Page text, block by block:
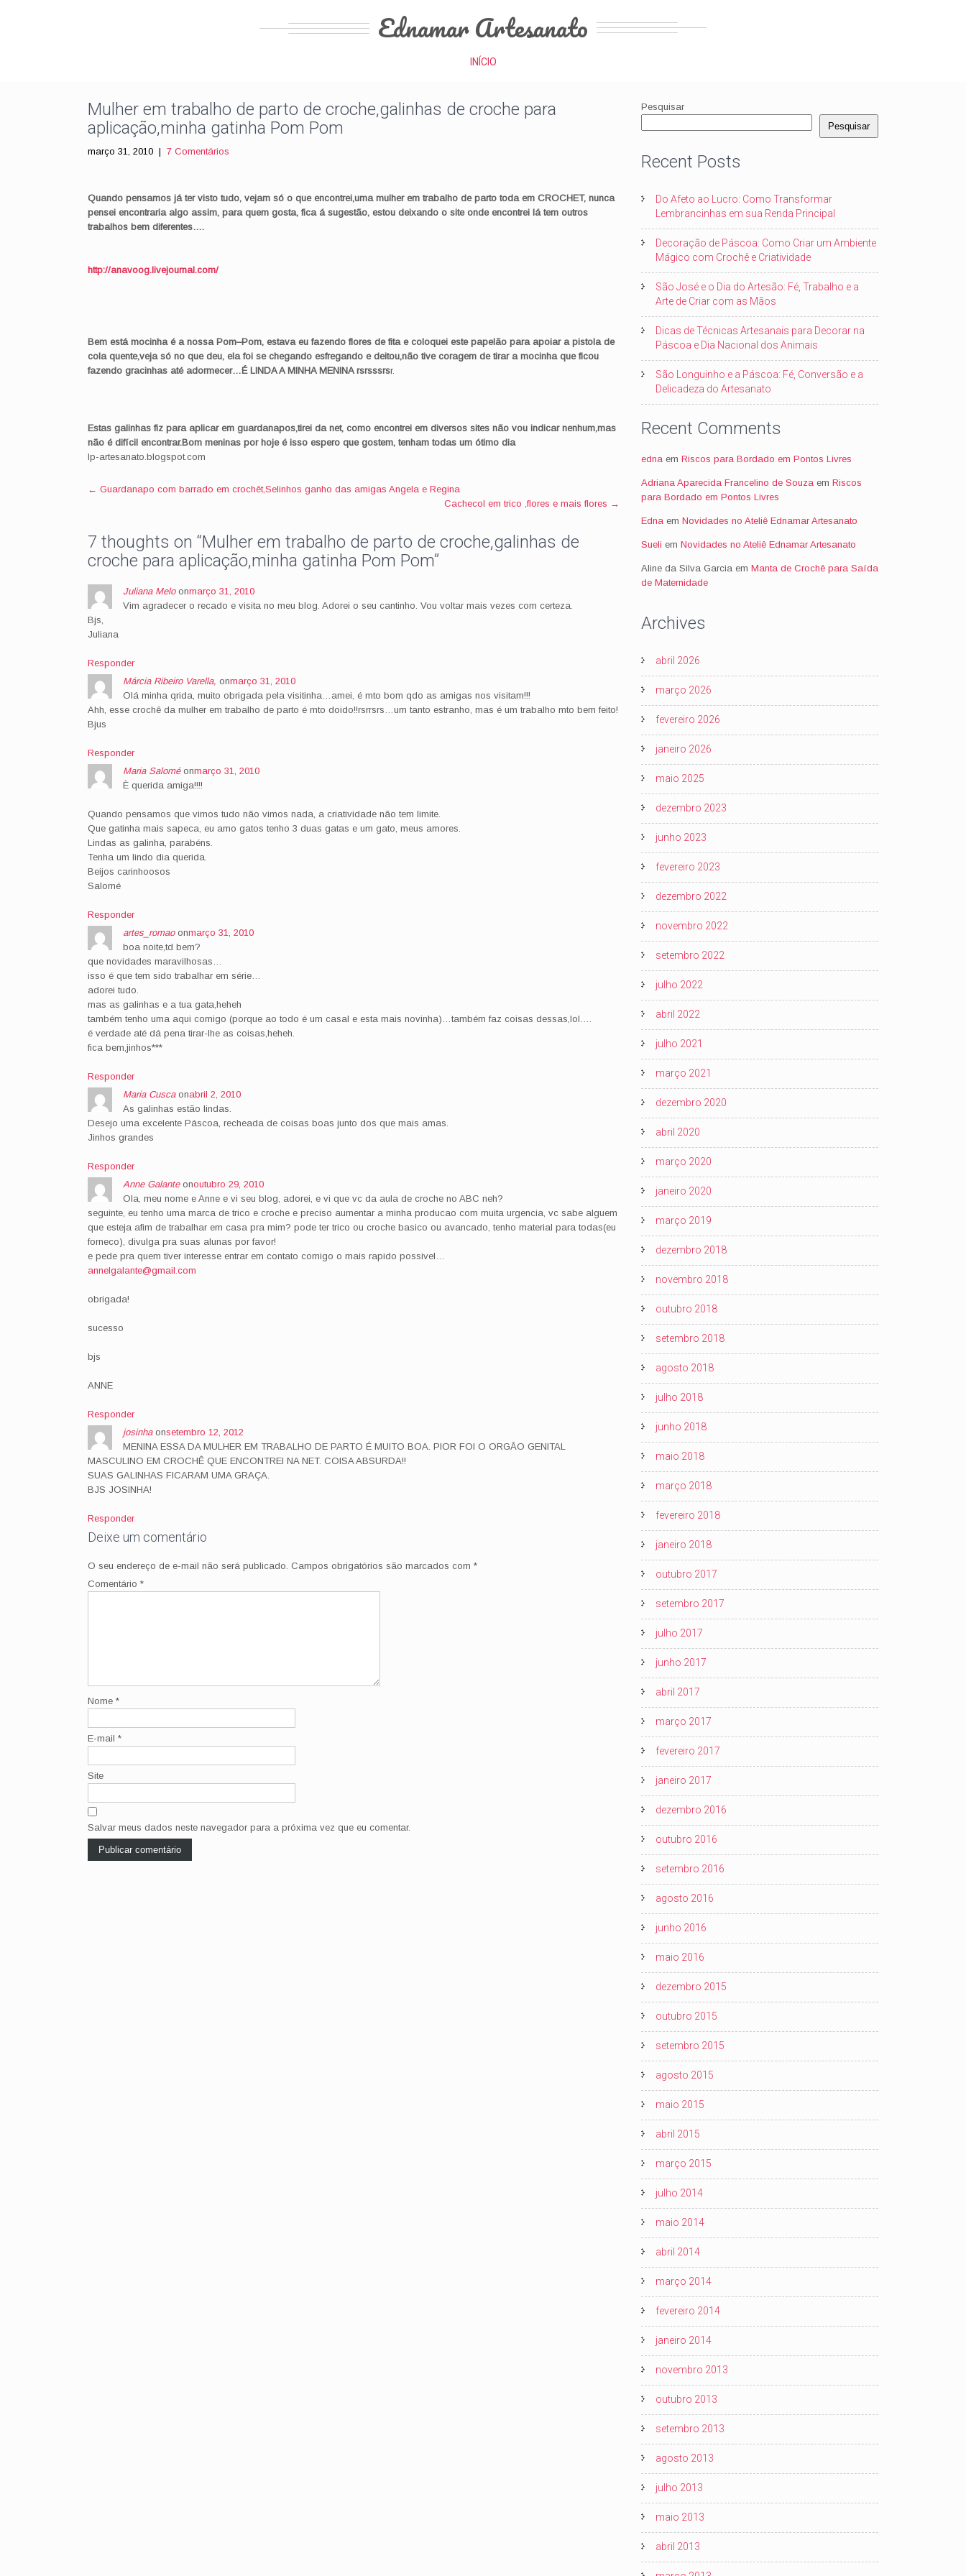
Ednamar Artesanato
INÍCIO
Mulher em trabalho de parto de croche,galinhas de croche para
aplicação,minha gatinha Pom Pom
março 31, 2010 | 7 Comentários
Quando pensamos já ter visto tudo, vejam só o que encontrei,uma mulher em trabalho de parto toda em CROCHET, nunca
pensei encontraria algo assim, para quem gosta, fica á sugestão, estou deixando o site onde encontrei lá tem outros
trabalhos bem diferentes….
http://anavoog.livejournal.com/
Bem está mocinha é a nossa Pom–Pom, estava eu fazendo flores de fita e coloquei este papelão para apoiar a pistola de
cola quente,veja só no que deu, ela foi se chegando esfregando e deitou,não tive coragem de tirar a mocinha que ficou
fazendo gracinhas até adormecer…É LINDA A MINHA MENINA rsrsssrsr.
Estas galinhas fiz para aplicar em guardanapos,tirei da net, como encontrei em diversos sites não vou indicar nenhum,mas
não é difícil encontrar.Bom meninas por hoje é isso espero que gostem, tenham todas um ótimo dia
lp-artesanato.blogspot.com
Post
← Guardanapo com barrado em crochêt,Selinhos ganho das amigas Angela e Regina
Cachecol em trico ,flores e mais flores →
7 thoughts on “Mulher em trabalho de parto de croche,galinhas de
croche para aplicação,minha gatinha Pom Pom”
Juliana Meloonmarço 31, 2010
Vim agradecer o recado e visita no meu blog. Adorei o seu cantinho. Vou voltar mais vezes com certeza.
Bjs,
Juliana
Responder
Márcia Ribeiro Varella, onmarço 31, 2010
Olá minha qrida, muito obrigada pela visitinha…amei, é mto bom qdo as amigas nos visitam!!!
Ahh, esse crochê da mulher em trabalho de parto é mto doido!!rsrrsrs…um tanto estranho, mas é um trabalho mto bem feito!
Bjus
Responder
Maria Saloméonmarço 31, 2010
È querida amiga!!!!
Quando pensamos que vimos tudo não vimos nada, a criatividade não tem limite.
Que gatinha mais sapeca, eu amo gatos tenho 3 duas gatas e um gato, meus amores.
Lindas as galinha, parabéns.
Tenha um lindo dia querida.
Beijos carinhoosos
Salomé
Responder
artes_romaoonmarço 31, 2010
boa noite,td bem?
que novidades maravilhosas…
isso é que tem sido trabalhar em série…
adorei tudo.
mas as galinhas e a tua gata,heheh
também tenho uma aqui comigo (porque ao todo é um casal e esta mais novinha)…também faz coisas dessas,lol….
é verdade até dá pena tirar-lhe as coisas,heheh.
fica bem,jinhos***
Responder
Maria Cuscaonabril 2, 2010
As galinhas estão lindas.
Desejo uma excelente Páscoa, recheada de coisas boas junto dos que mais amas.
Jinhos grandes
Responder
Anne Galanteonoutubro 29, 2010
Ola, meu nome e Anne e vi seu blog, adorei, e vi que vc da aula de croche no ABC neh?
seguinte, eu tenho uma marca de trico e croche e preciso aumentar a minha producao com muita urgencia, vc sabe alguem
que esteja afim de trabalhar em casa pra mim? pode ter trico ou croche basico ou avancado, tenho material para todas(eu
forneco), divulga pra suas alunas por favor!
e pede pra quem tiver interesse entrar em contato comigo o mais rapido possivel…
annelgalante@gmail.com
obrigada!
sucesso
bjs
ANNE
Responder
josinhaonsetembro 12, 2012
MENINA ESSA DA MULHER EM TRABALHO DE PARTO É MUITO BOA. PIOR FOI O ORGÃO GENITAL
MASCULINO EM CROCHÊ QUE ENCONTREI NA NET. COISA ABSURDA!!
SUAS GALINHAS FICARAM UMA GRAÇA.
BJS JOSINHA!
Responder
Deixe um comentário
O seu endereço de e-mail não será publicado. Campos obrigatórios são marcados com *
Comentário *
Nome *
E-mail *
Site
Salvar meus dados neste navegador para a próxima vez que eu comentar.
Pesquisar
Pesquisar
Recent Posts
Do Afeto ao Lucro: Como Transformar
Lembrancinhas em sua Renda Principal
Decoração de Páscoa: Como Criar um Ambiente
Mágico com Crochê e Criatividade
São José e o Dia do Artesão: Fé, Trabalho e a
Arte de Criar com as Mãos
Dicas de Técnicas Artesanais para Decorar na
Páscoa e Dia Nacional dos Animais
São Longuinho e a Páscoa: Fé, Conversão e a
Delicadeza do Artesanato
Recent Comments
edna em Riscos para Bordado em Pontos Livres
Adriana Aparecida Francelino de Souza em Riscos
para Bordado em Pontos Livres
Edna em Novidades no Ateliê Ednamar Artesanato
Sueli em Novidades no Ateliê Ednamar Artesanato
Aline da Silva Garcia em Manta de Crochê para Saída
de Maternidade
Archives
abril 2026
março 2026
fevereiro 2026
janeiro 2026
maio 2025
dezembro 2023
junho 2023
fevereiro 2023
dezembro 2022
novembro 2022
setembro 2022
julho 2022
abril 2022
julho 2021
março 2021
dezembro 2020
abril 2020
março 2020
janeiro 2020
março 2019
dezembro 2018
novembro 2018
outubro 2018
setembro 2018
agosto 2018
julho 2018
junho 2018
maio 2018
março 2018
fevereiro 2018
janeiro 2018
outubro 2017
setembro 2017
julho 2017
junho 2017
abril 2017
março 2017
fevereiro 2017
janeiro 2017
dezembro 2016
outubro 2016
setembro 2016
agosto 2016
junho 2016
maio 2016
dezembro 2015
outubro 2015
setembro 2015
agosto 2015
maio 2015
abril 2015
março 2015
julho 2014
maio 2014
abril 2014
março 2014
fevereiro 2014
janeiro 2014
novembro 2013
outubro 2013
setembro 2013
agosto 2013
julho 2013
maio 2013
abril 2013